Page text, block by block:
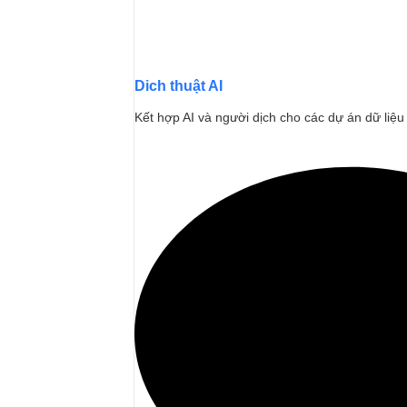
Dich thuật AI
Kết hợp AI và người dịch cho các dự án dữ